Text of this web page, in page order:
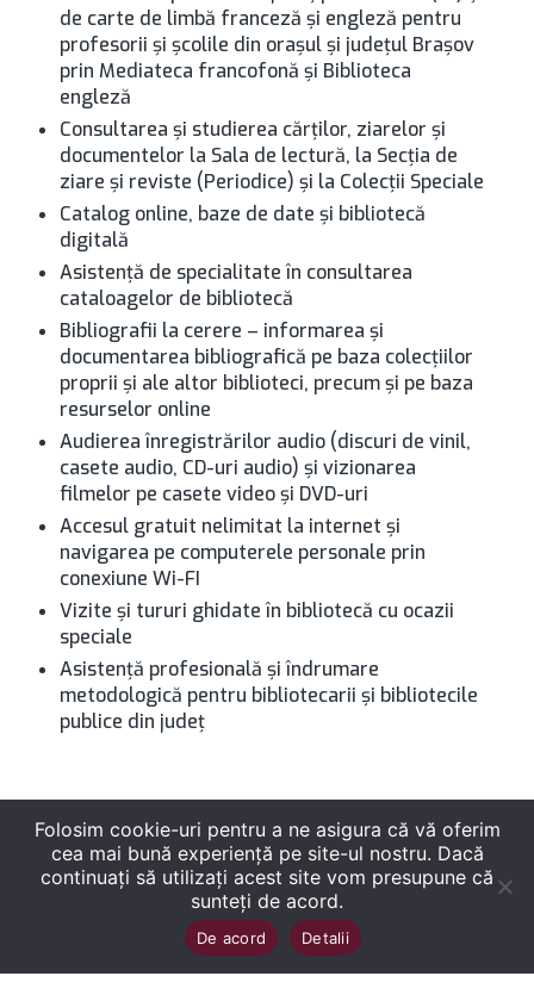
de carte de limbă franceză și engleză pentru
profesorii și școlile din orașul și județul Brașov
prin Mediateca francofonă și Biblioteca
engleză
Consultarea și studierea cărților, ziarelor şi
documentelor la Sala de lectură, la Secția de
ziare și reviste (Periodice) şi la Colecţii Speciale
Catalog online, baze de date şi bibliotecă
digitală
Asistenţă de specialitate în consultarea
cataloagelor de bibliotecă
Bibliografii la cerere – informarea şi
documentarea bibliografică pe baza colecţiilor
proprii şi ale altor biblioteci, precum şi pe baza
resurselor online
Audierea înregistrărilor audio (discuri de vinil,
casete audio, CD-uri audio) şi vizionarea
filmelor pe casete video şi DVD-uri
Accesul gratuit nelimitat la internet şi
navigarea pe computerele personale prin
conexiune Wi-FI
Vizite și tururi ghidate în bibliotecă cu ocazii
speciale
Asistenţă profesională şi îndrumare
metodologică pentru bibliotecarii şi bibliotecile
publice din judeţ
2026Biblioteca Județeană
„George Bariţiu‟ Braşov. Toate drepturile sunt
Folosim cookie-uri pentru a ne asigura că vă oferim
cea mai bună experiență pe site-ul nostru. Dacă
continuați să utilizați acest site vom presupune că
sunteți de acord.
De acord Detalii